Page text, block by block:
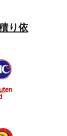
金
り依